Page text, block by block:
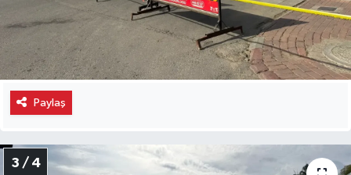
Paylaş
3 / 4